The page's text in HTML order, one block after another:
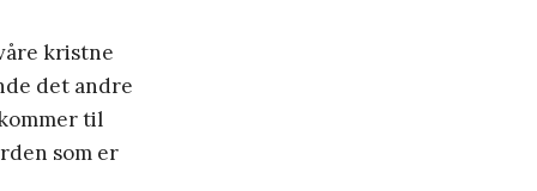
kristne
det andre
til
som er